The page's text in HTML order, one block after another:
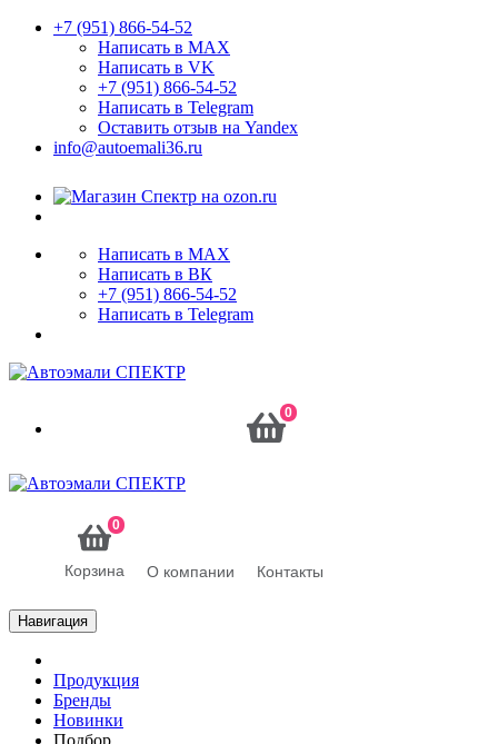
+7 (951) 866-54-52
Написать в MAX
Написать в VK
+7 (951) 866-54-52
Написать в Telegram
Оставить отзыв на Yandex
info@autoemali36.ru
Написать в MAX
Написать в ВК
+7 (951) 866-54-52
Написать в Telegram
0
0
Корзина О компании Контакты
Навигация
Продукция
Бренды
Новинки
Подбор